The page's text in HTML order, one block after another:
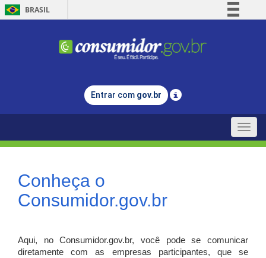
BRASIL
Comunica BR
Legislação
Entrar com gov.br
Toggle
Conheça o
Consumidor.gov.br
Aqui, no Consumidor.gov.br, você pode se comunicar
diretamente com as empresas participantes, que se